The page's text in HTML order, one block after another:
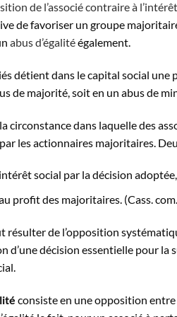
de l’associé contraire à l’intérêt
de favoriser un groupe
abus d’égalitéégalement.
détient dans le capital social une
de majorité, soit en un abusde
circonstance dans laquelle des
les actionnaires majoritaires.
social par la décision adoptée,
profit des majoritaires. (Cass.
résulter de l’opposition
d’une décision essentielle pour la
consiste en une opposition entre